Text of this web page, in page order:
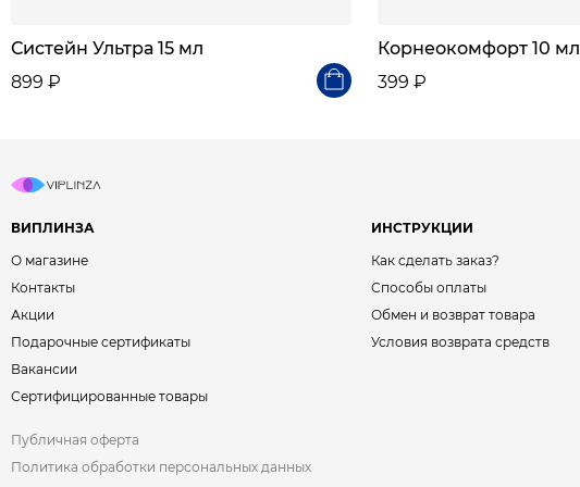
Систейн Ультра 15 мл
899 ₽
Корнеокомфорт 10 мл
399 ₽
ВИПЛИНЗА
О магазине
Контакты
Акции
Подарочные сертификаты
Вакансии
Сертифицированные товары
ИНСТРУКЦИИ
Как сделать заказ?
Способы оплаты
Обмен и возврат товара
Условия возврата средств
Публичная оферта
Политика обработки персональных данных